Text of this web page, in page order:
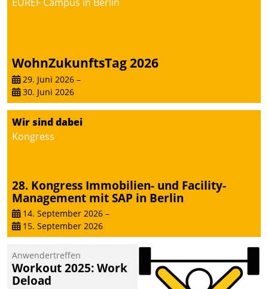
WohnZukunftsTag 2026
29. Juni 2026 –
30. Juni 2026
Wir sind dabei
Kongress
28. Kongress Immobilien- und Facility-
Management mit SAP in Berlin
14. September 2026 –
15. September 2026
Anwendertreffen
Workout 2025: Work
Deload